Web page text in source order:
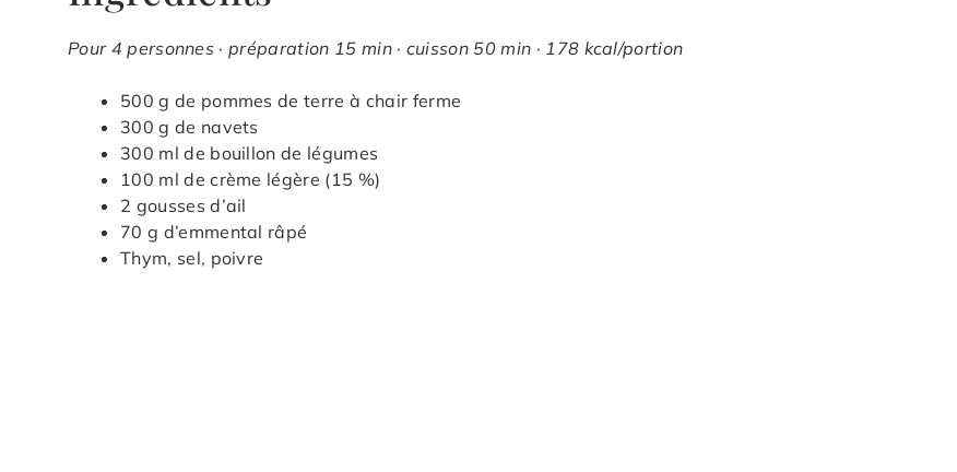
Pour 4 personnes · préparation 15 min · cuisson 50 min · 178 kcal/portion
500 g de pommes de terre à chair ferme
300 g de navets
300 ml de bouillon de légumes
100 ml de crème légère (15 %)
2 gousses d’ail
70 g d’emmental râpé
Thym, sel, poivre